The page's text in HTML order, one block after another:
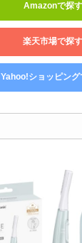
Amazonで探す
楽天市場で探す
Yahoo!ショッピング